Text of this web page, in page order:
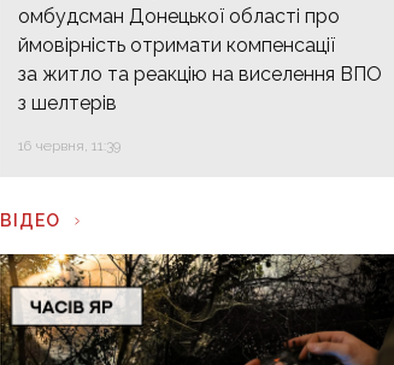
омбудсман Донецької області про
ймовірність отримати компенсації
за житло та реакцію на виселення ВПО
з шелтерів
16 червня, 11:39
ВІДЕО